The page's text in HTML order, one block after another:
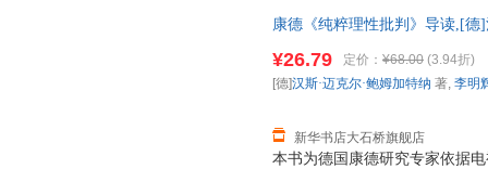
康德《纯粹理性批判》导读,[德
85%城市次日送达！团购优惠咨
本书为德国康德研究专家依据
¥26.79 定价： ¥68.00 (3.94折)
新华书店大石桥旗舰店
[德]汉斯·迈克尔·鲍姆加特纳 著, 李明